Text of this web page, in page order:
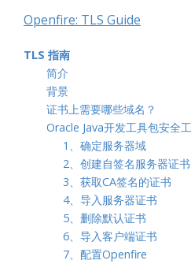
Openfire: TLS Guide
TLS 指南
简介
背景
证书上需要哪些域名？
Oracle Java开发工具包安全
1、确定服务器域
2、创建自签名服务器证书
3、获取CA签名的证书
4、导入服务器证书
5、删除默认证书
6、导入客户端证书
7、配置Openfire